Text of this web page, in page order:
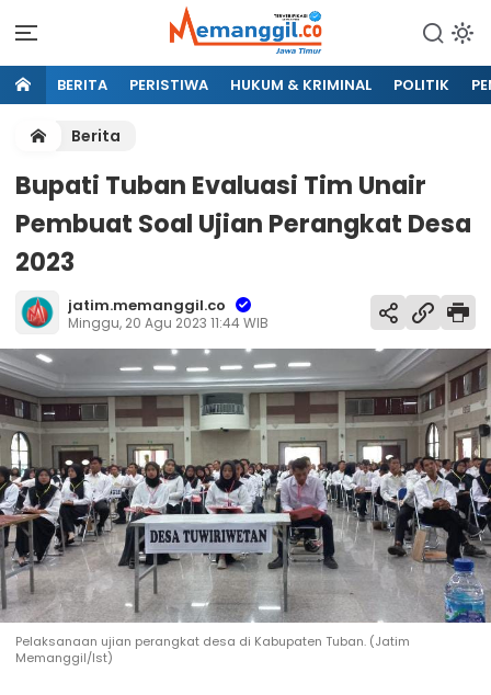
BERITA PERISTIWA HUKUM & KRIMINAL POLITIK
Berita
Bupati Tuban Evaluasi Tim Unair
Pembuat Soal Ujian Perangkat Desa
2023
jatim.memanggil.co
Minggu, 20 Agu 2023 11:44 WIB
Pelaksanaan ujian perangkat desa di Kabupaten Tuban. (Jatim
Memanggil/Ist)